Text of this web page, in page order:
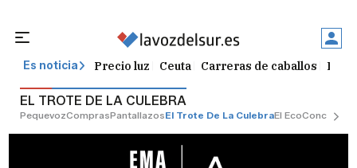
Es noticia Precio luz Ceuta Carreras de caballos
EL TROTE DE LA CULEBRA
PequevozComprasPantallazosEl Trote De La CulebraEl EcoConcursos